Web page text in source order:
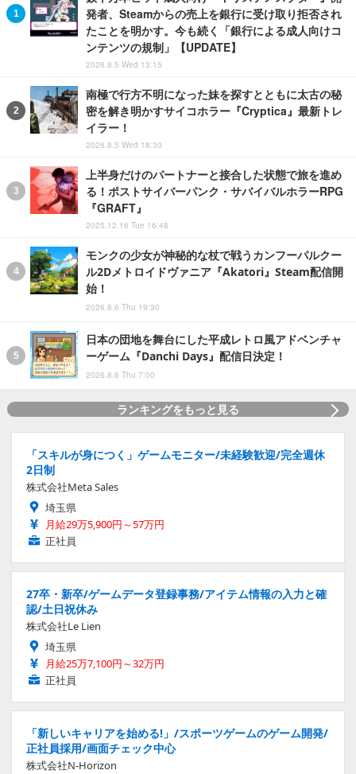
発者、Steamからの売上を銀行に受け取り拒否され
たことを明かす。今も続く「銀行による成人向けコ
ンテンツの規制」【UPDATE】
2026.8.5 Wed 13:15
南極で行方不明になった妹を探すとともに太古の秘
密を解き明かすサイコホラー『Cryptica』最新トレ
イラー！
2026.8.5 Wed 18:30
上半身だけのパートナーと接合した状態で旅を進め
る！ポストサイバーパンク・サバイバルホラーRPG
『GRAFT』
2025.12.16 Tue 16:48
モンクの少女が神秘的な杖で戦うカンフーパルクー
ル2Dメトロイドヴァニア『Akatori』Steam配信開
始！
2026.8.6 Thu 19:30
日本の団地を舞台にした平成レトロ風アドベンチャ
ーゲーム『Danchi Days』配信日決定！
2026.8.6 Thu 7:00
ランキングをもっと見る
「スキルが身につく」ゲームモニター/未経験歓迎/完全週休
2日制
株式会社Meta Sales
埼玉県
月給29万5,900円～57万円
正社員
27卒・新卒/ゲームデータ登録事務/アイテム情報の入力と確
認/土日祝休み
株式会社Le Lien
埼玉県
月給25万7,100円～32万円
正社員
「新しいキャリアを始める!」/スポーツゲームのゲーム開発/
正社員採用/画面チェック中心
株式会社N-Horizon